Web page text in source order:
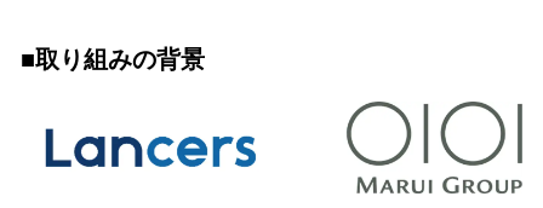
■取り組みの背景